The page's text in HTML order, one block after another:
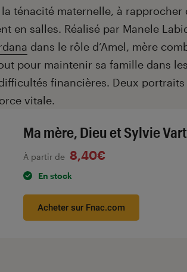
ténacité maternelle, à rapprocher
en salles. Réalisé par Manele
dans le rôle d’Amel, mère
pour maintenir sa famille dans
financières. Deux portraits
vitale.
Ma mère, Dieu et Sylvie
À partir de 8,40€
En stock
Acheter sur Fnac.com